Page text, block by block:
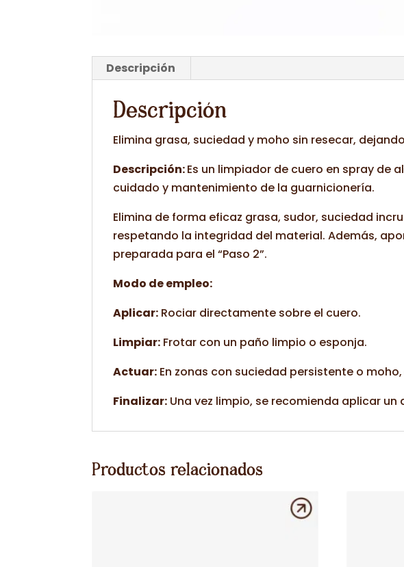
Descripción
Descripción
Elimina grasa, suciedad y moho sin resecar,
Descripción:Es un limpiador de cuero en spray
cuidado y mantenimiento de la guarnicionería.
Elimina de forma eficaz grasa, sudor, suciedad
respetando la integridad del material. Además,
preparada para el “Paso 2”.
Modo de empleo:
Aplicar: Rociar directamente sobre el cuero.
Limpiar: Frotar con un paño limpio o esponja.
Actuar: En zonas con suciedad persistente o
Finalizar: Una vez limpio, se recomienda aplicar
Productos relacionados